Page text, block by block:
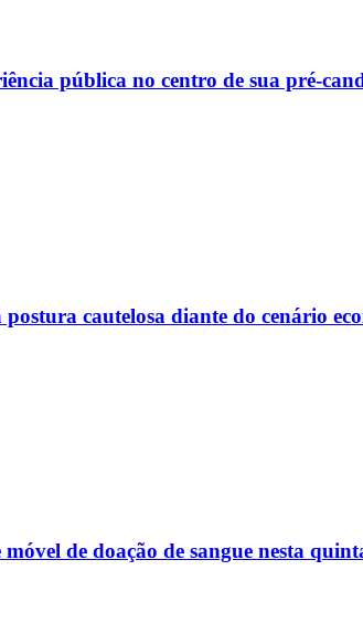
pública no centro de sua pré-
cautelosa diante do cenário
de doação de sangue nesta